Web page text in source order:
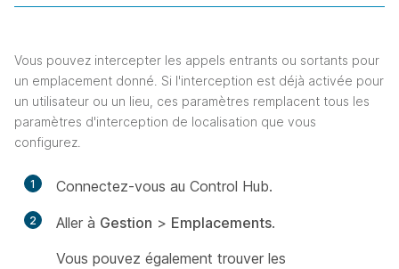
Vous pouvez intercepter les appels entrants ou sortants pour
un emplacement donné. Si l'interception est déjà activée pour
un utilisateur ou un lieu, ces paramètres remplacent tous les
paramètres d'interception de localisation que vous
configurez.
1 Connectez-vous au Control Hub.
2 Aller à Gestion > Emplacements.
Vous pouvez également trouver les